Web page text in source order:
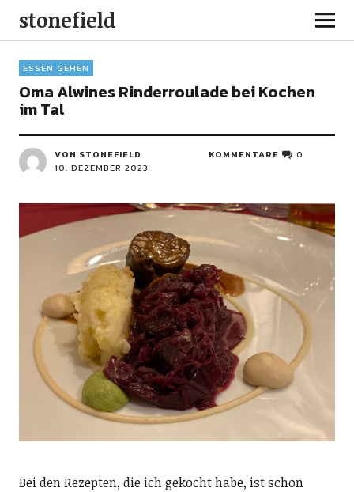
stonefield
ESSEN GEHEN
Oma Alwines Rinderroulade bei Kochen
im Tal
VON STONEFIELD
10. DEZEMBER 2023
KOMMENTARE 0
Bei den Rezepten, die ich gekocht habe, ist schon